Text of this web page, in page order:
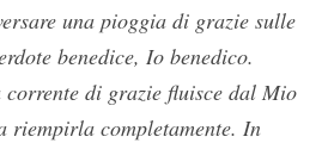
una pioggia di grazie sulle
benedice, Io benedico.
di grazie fluisce dal Mio
riempirla completamente. In